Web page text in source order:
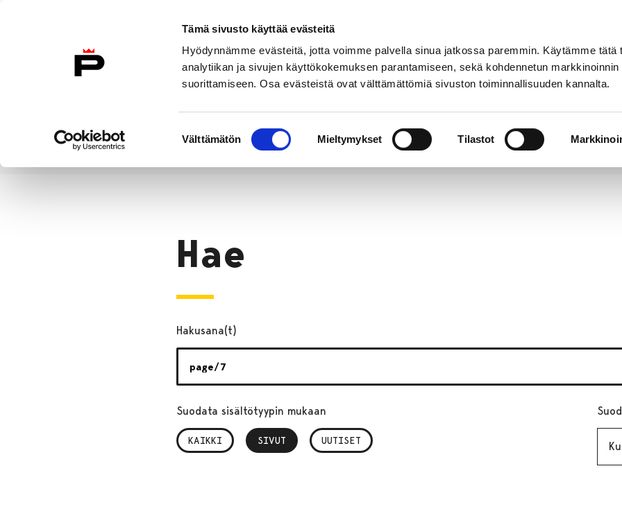
Tämä sivusto käyttää evästeitä
Hyödynnämme evästeitä, jotta voimme palvella sinua jatkossa paremmin. Käytämme tätä
analytiikan ja sivujen käyttökokemuksen parantamiseen, sekä kohdennetun markkinoinnin
suorittamiseen. Osa evästeistä ovat välttämättömiä sivuston toiminnallisuuden kannalta.
valinta
Välttämätön Mieltymykset Tilastot
Etusivulle
Etusivu
Hae
Hakusana(t)
Suodata sisältötyypin mukaan
KAIKKI SIVUT
, VALITTU UUTISET